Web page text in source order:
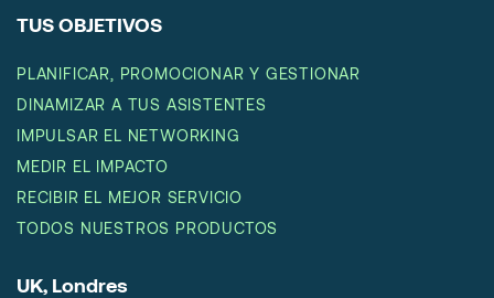
TUS OBJETIVOS
PLANIFICAR, PROMOCIONAR Y GESTIONAR
DINAMIZAR A TUS ASISTENTES
IMPULSAR EL NETWORKING
MEDIR EL IMPACTO
RECIBIR EL MEJOR SERVICIO
TODOS NUESTROS PRODUCTOS
UK, Londres